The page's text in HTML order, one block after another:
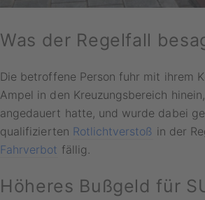
Was der Regelfall
Die betroffene Person fuhr mit ihrem
Ampel in den Kreuzungsbereich
angedauert hatte, und wurde dabei
qualifizierten Rotlichtverstoß in der
Fahrverbot fällig.
Höheres Bußgeld für